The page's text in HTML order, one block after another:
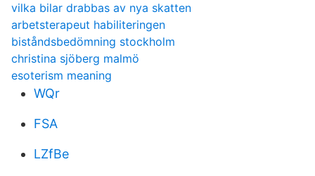
vilka bilar drabbas av nya skatten
arbetsterapeut habiliteringen
biståndsbedömning stockholm
christina sjöberg malmö
esoterism meaning
WQr
FSA
LZfBe